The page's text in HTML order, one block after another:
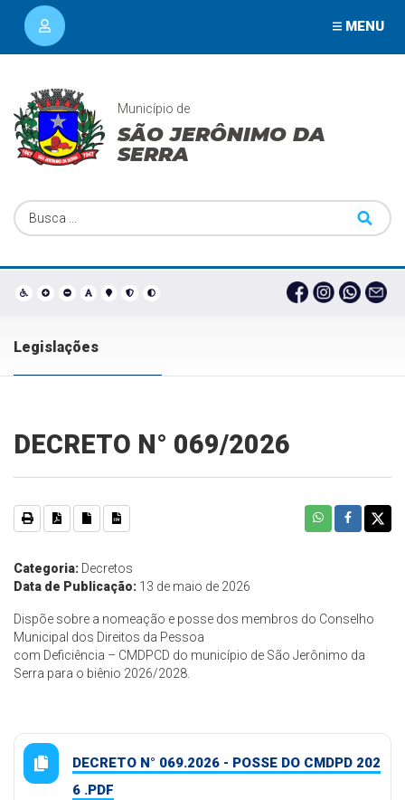
MENU
Município de
SÃO JERÔNIMO DA
SERRA
Legislações
DECRETO N° 069/2026
Categoria: Decretos
Data de Publicação: 13 de maio de 2026
Dispõe sobre a nomeação e posse dos membros do Conselho
Municipal dos Direitos da Pessoa
com Deficiência – CMDPCD do município de São Jerônimo da
Serra para o biênio 2026/2028.
DECRETO N° 069.2026 - POSSE DO CMDPD 202
6 .PDF